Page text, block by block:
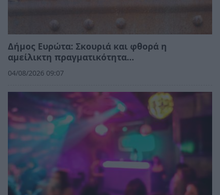
Δήμος Ευρώτα: Σκουριά και φθορά η
αμείλικτη πραγματικότητα…
04/08/2026 09:07